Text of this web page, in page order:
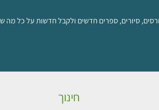
סיורים, ספרים חדשים ולקבל חדשות על כל מה
חינוך